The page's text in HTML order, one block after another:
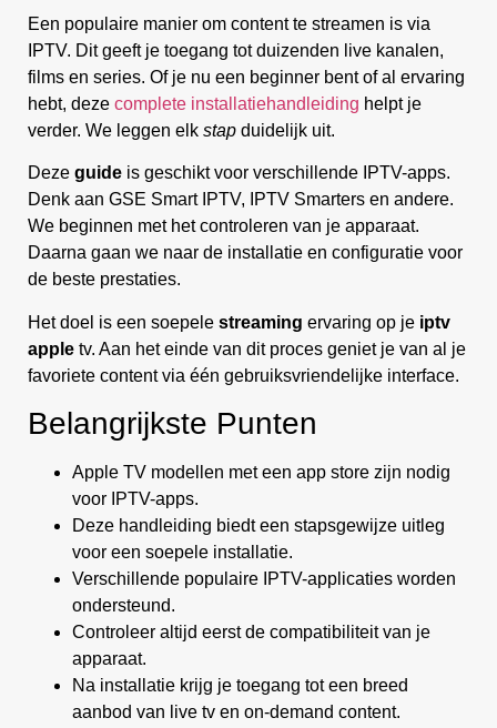
Een populaire manier om content te streamen is via
IPTV. Dit geeft je toegang tot duizenden live kanalen,
films en series. Of je nu een beginner bent of al ervaring
hebt, deze complete installatiehandleiding helpt je
verder. We leggen elk stap duidelijk uit.
Deze guide is geschikt voor verschillende IPTV-apps.
Denk aan GSE Smart IPTV, IPTV Smarters en andere.
We beginnen met het controleren van je apparaat.
Daarna gaan we naar de installatie en configuratie voor
de beste prestaties.
Het doel is een soepele streaming ervaring op je iptv
apple tv. Aan het einde van dit proces geniet je van al je
favoriete content via één gebruiksvriendelijke interface.
Belangrijkste Punten
Apple TV modellen met een app store zijn nodig
voor IPTV-apps.
Deze handleiding biedt een stapsgewijze uitleg
voor een soepele installatie.
Verschillende populaire IPTV-applicaties worden
ondersteund.
Controleer altijd eerst de compatibiliteit van je
apparaat.
Na installatie krijg je toegang tot een breed
aanbod van live tv en on-demand content.